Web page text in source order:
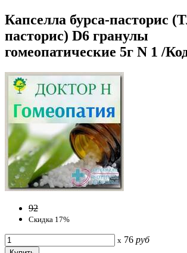
Капселла бурса-пасторис
пасторис) D6 гранулы
гомеопатические 5г N 1 /
92
Скидка 17%
x 76 руб